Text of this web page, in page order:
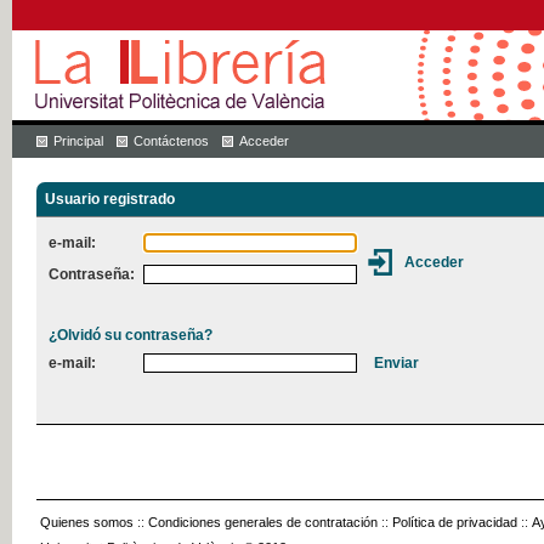
Principal Contáctenos Acceder
Usuario registrado
e-mail:
Contraseña:
¿Olvidó su contraseña?
e-mail:
Quienes somos :: Condiciones generales de contratación :: Política de privacidad ::